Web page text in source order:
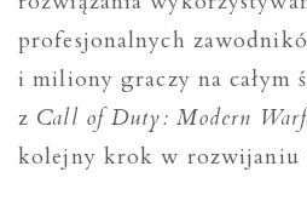
profesjonalnych
i miliony graczy na całym
z Call of Duty: Modern
kolejny krok w rozwijaniu